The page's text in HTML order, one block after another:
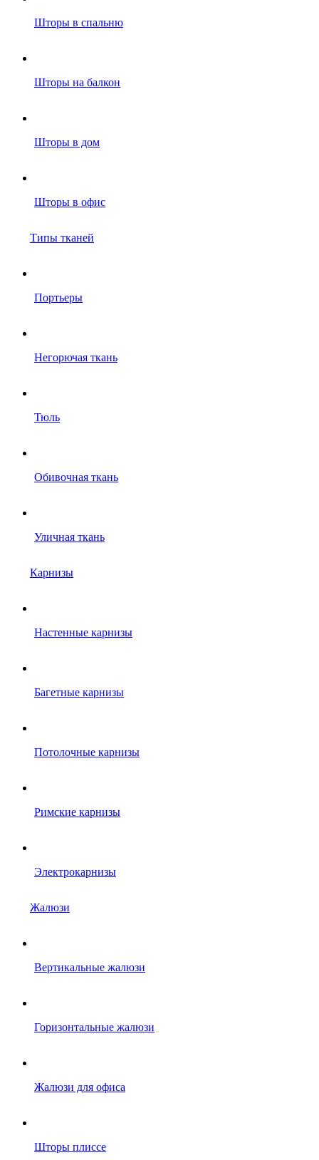
Шторы в спальню
Шторы на балкон
Шторы в дом
Шторы в офис
Типы тканей
Портьеры
Негорючая ткань
Тюль
Обивочная ткань
Уличная ткань
Карнизы
Настенные карнизы
Багетные карнизы
Потолочные карнизы
Римские карнизы
Электрокарнизы
Жалюзи
Вертикальные жалюзи
Горизонтальные жалюзи
Жалюзи для офиса
Шторы плиссе